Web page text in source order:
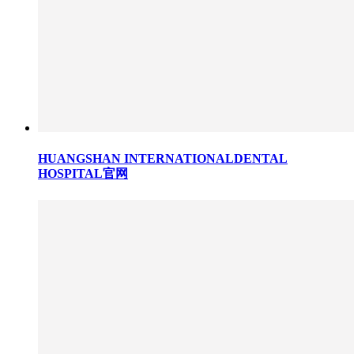
HUANGSHAN INTERNATIONALDENTAL
HOSPITAL官网